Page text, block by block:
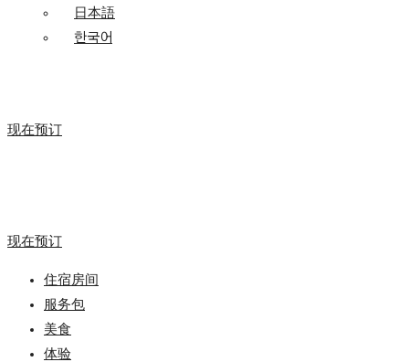
日本語
한국어
现在预订
现在预订
住宿房间
服务包
美食
体验